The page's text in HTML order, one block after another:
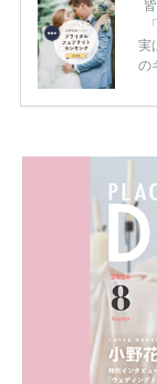
実
の
た
一